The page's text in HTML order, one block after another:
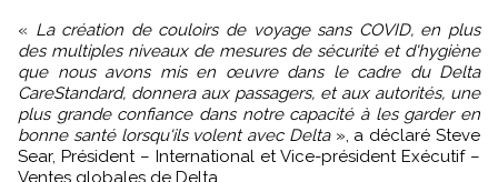
« La création de couloirs de voyage sans COVID, en plus
des multiples niveaux de mesures de sécurité et d'hygiène
que nous avons mis en œuvre dans le cadre du Delta
CareStandard, donnera aux passagers, et aux autorités, une
plus grande confiance dans notre capacité à les garder en
bonne santé lorsqu'ils volent avec Delta», a déclaré Steve
Sear, Président – International et Vice-président Exécutif –
Ventes globales de Delta.